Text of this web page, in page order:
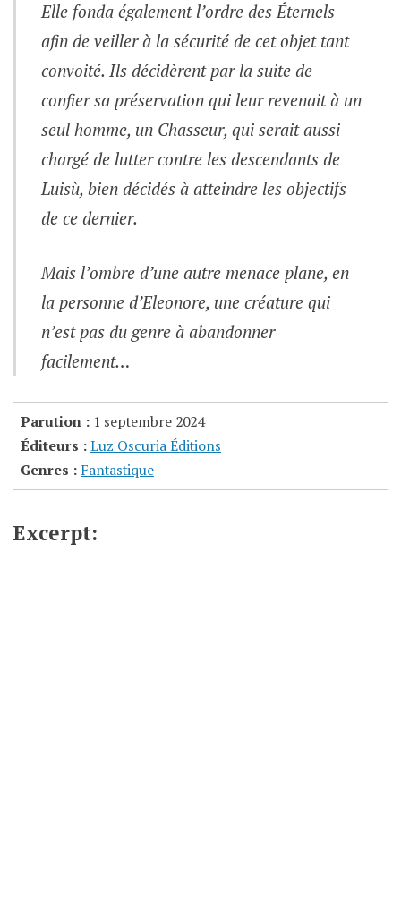
Elle fonda également l’ordre des Éternels
afin de veiller à la sécurité de cet objet tant
convoité. Ils décidèrent par la suite de
confier sa préservation qui leur revenait à un
seul homme, un Chasseur, qui serait aussi
chargé de lutter contre les descendants de
Luisù, bien décidés à atteindre les objectifs
de ce dernier.
Mais l’ombre d’une autre menace plane, en
la personne d’Eleonore, une créature qui
n’est pas du genre à abandonner
facilement…
Parution : 1 septembre 2024
Éditeurs :Luz Oscuria Éditions
Genres : Fantastique
Excerpt: